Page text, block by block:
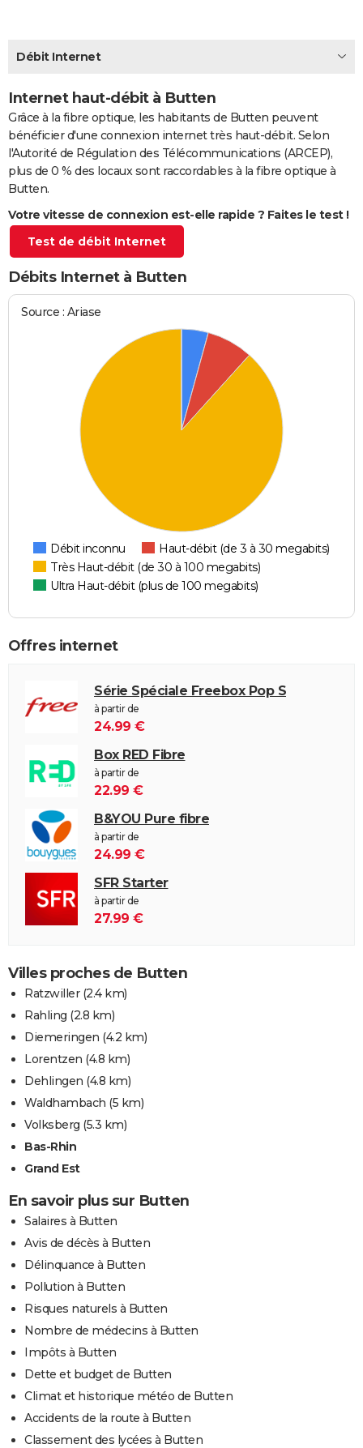
GUIDES D'ACHAT
CARTE DE VOEUX
Carte de Noël
Carte Bonne année
Carte Saint-Valentin
Carte Pâques
Carte d'anniversaire
DICTIONNAIRE
Biographies
Expressions
PROGRAMME TV
COPAINS D'AVANT
S'inscrire
Se connecter
Lycées
Collèges
Primaires
Universités
Entreprises
Service militaire
Avis de recherche
AVIS DE DÉCÈS
FORUM
Bricolage
Lifestyle
Culture
Sport
Auto
Television
Voyage
Cinema
Débit Internet
Internet haut-débit à Butten
Grâce à la fibre optique, les habitants de Butten peuvent
bénéficier d'une connexion internet très haut-débit. Selon
l'Autorité de Régulation des Télécommunications (ARCEP),
plus de 0 % des locaux sont raccordables à la fibre optique à
Butten.
Votre vitesse de connexion est-elle rapide ? Faites le test !
Test de débit Internet
Débits Internet à Butten
Source : Ariase
Débit inconnu
Haut-débit (de 3 à 30 megabits)
Très Haut-débit (de 30 à 100 megabits)
Ultra Haut-débit (plus de 100 megabits)
Offres internet
Série Spéciale Freebox Pop S
à partir de
24.99 €
Box RED Fibre
à partir de
22.99 €
B&YOU Pure fibre
à partir de
24.99 €
SFR Starter
à partir de
27.99 €
Villes proches de Butten
Ratzwiller(2.4 km)
Rahling (2.8 km)
Diemeringen (4.2 km)
Lorentzen (4.8 km)
Dehlingen (4.8 km)
Waldhambach (5 km)
Volksberg (5.3 km)
Bas-Rhin
Grand Est
En savoir plus sur Butten
Salaires à Butten
Avis de décès à Butten
Délinquance à Butten
Pollution à Butten
Risques naturels à Butten
Nombre de médecins à Butten
Impôts à Butten
Dette et budget de Butten
Climat et historique météo de Butten
Accidents de la route à Butten
Classement des lycées à Butten